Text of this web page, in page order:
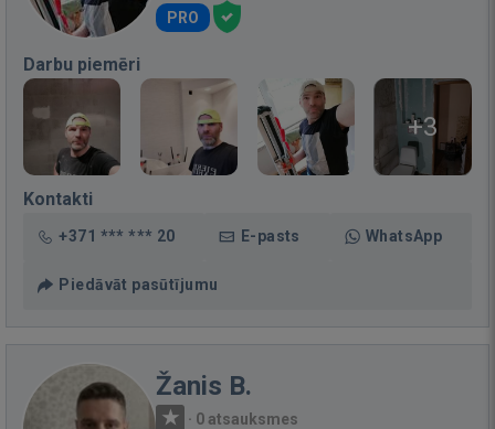
PRO
Darbu piemēri
+3
Kontakti
+371 *** *** 20 E-pasts WhatsApp
Piedāvāt pasūtījumu
Žanis B.
· 0 atsauksmes